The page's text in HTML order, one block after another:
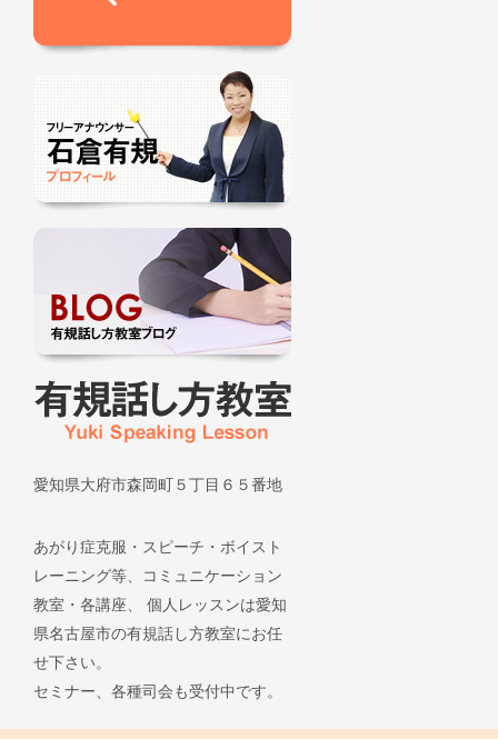
愛知県大府市森岡町５丁目６５番地
あがり症克服・スピーチ・ボイスト
レーニング等、コミュニケーション
教室・各講座、 個人レッスンは愛知
県名古屋市の有規話し方教室にお任
せ下さい。
セミナー、各種司会も受付中です。